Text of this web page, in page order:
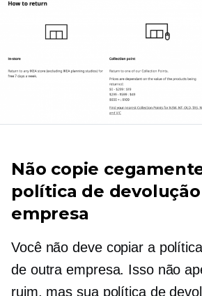
Não copie
política de
empresa
Você não deve copiar a
de outra empresa. Isso não
ruim, mas sua política de